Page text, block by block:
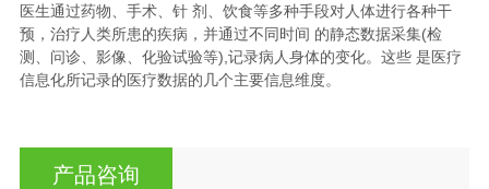
医生通过药物、手术、针 剂、饮食等多种手段对人体进行各种干
预，治疗人类所患的疾病，并通过不同时间 的静态数据采集(检
测、问诊、影像、化验试验等),记录病人身体的变化。这些 是医疗
信息化所记录的医疗数据的几个主要信息维度。
产品咨询